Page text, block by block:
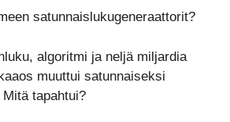
satunnaislukugeneraattorit?
algoritmi ja neljä miljardia
muuttui satunnaiseksi
tapahtui?